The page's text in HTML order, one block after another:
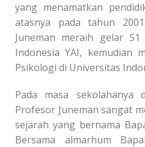
yang menamatkan
atasnya pada tahun
Juneman meraih gelar
Indonesia YAI, kemudian
Psikologi di Universitas
Pada masa sekolahanya
Profesor Juneman sangat
sejarah yang bernama
Bersama almarhum